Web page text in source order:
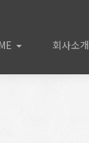
회사소개